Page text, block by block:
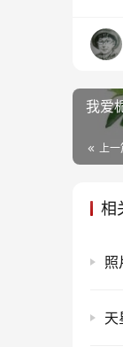
我爱
上一
相
照